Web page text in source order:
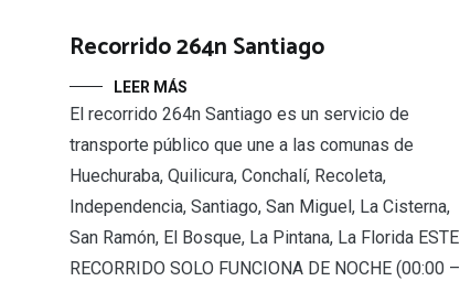
Recorrido 264n Santiago
LEER MÁS
El recorrido 264n Santiago es un servicio de
transporte público que une a las comunas de
Huechuraba, Quilicura, Conchalí, Recoleta,
Independencia, Santiago, San Miguel, La Cisterna,
San Ramón, El Bosque, La Pintana, La Florida ESTE
RECORRIDO SOLO FUNCIONA DE NOCHE (00:00 –